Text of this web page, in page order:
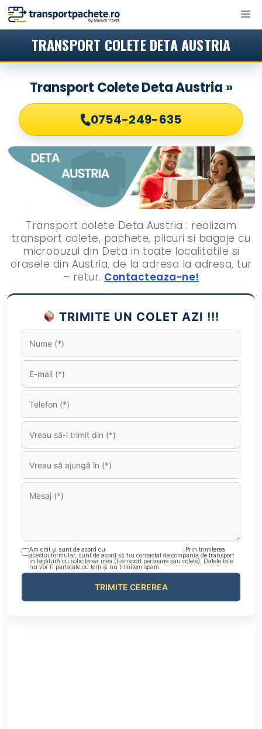
Sari
TRANSPORT COLETE DETA AUSTRIA
Transport Colete Deta Austria »
0754-249-635
Transport colete Deta Austria : realizam
transport colete, pachete, plicuri si bagaje cu
microbuzul din Deta in toate localitatile si
orasele din Austria, de la adresa la adresa, tur
– retur. Contacteaza-ne!
TRIMITE UN COLET AZI !!!
Am citit și sunt de acord cu
. Prin trimiterea
acestui formular, sunt de acord să fiu contactat de compania de transport
în legătură cu solicitarea mea (transport persoane sau colete). Datele tale
nu vor fi partajate cu terți și nu trimitem spam.